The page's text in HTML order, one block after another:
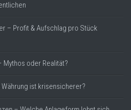
– Profit & Aufschlag pro Stück
Mythos oder Realität?
ist krisensicherer?